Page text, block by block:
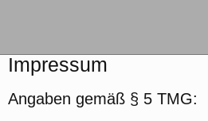
Impressum
Angaben gemäß § 5 TMG: